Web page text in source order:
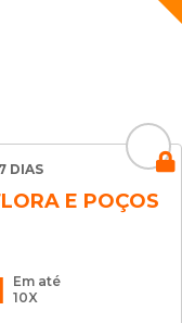
DIAS
E POÇOS
Em até
10X